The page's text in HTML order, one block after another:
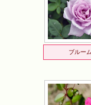
ブルー